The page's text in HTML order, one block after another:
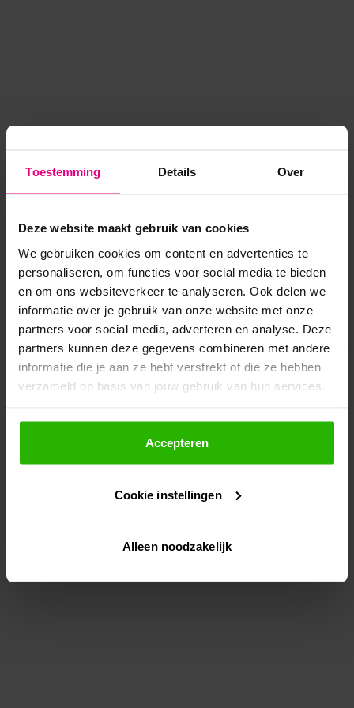
Toestemming Details Over
Deze website maakt gebruik van cookies
We gebruiken cookies om content en advertenties te
personaliseren, om functies voor social media te bieden
en om ons websiteverkeer te analyseren. Ook delen we
informatie over je gebruik van onze website met onze
partners voor social media, adverteren en analyse. Deze
partners kunnen deze gegevens combineren met andere
informatie die je aan ze hebt verstrekt of die ze hebben
verzameld op basis van jouw gebruik van hun services.
Als je op "Accepteer" klikt, dan geef je Voordeeluitjes.nl
toestemming om cookies voor social media en
gepersonaliseerde advertenties te plaatsen.
Lees hier meer over in onsprivacybeleid
Via "Cookie instellingen" kun je ook zelf instellen welke
Accepteren
Cookie instellingen
Alleen noodzakelijk
Application error: a client-side exception has occurred while
loadingwww.voordeeluitjes.nl (see the browser console for more
information).